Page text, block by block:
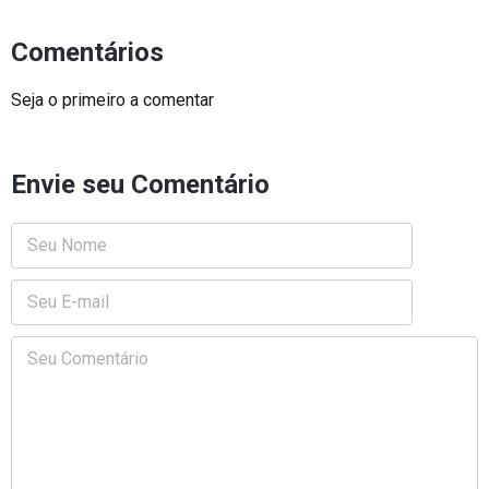
Comentários
Seja o primeiro a comentar
Envie seu Comentário